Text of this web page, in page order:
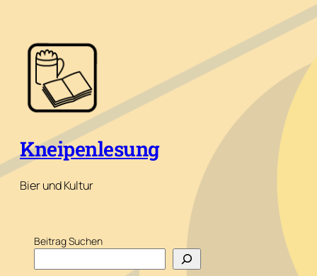
Kneipenlesung
Bier und Kultur
Beitrag Suchen